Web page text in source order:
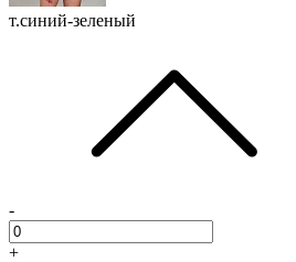
т.синий-зеленый
-
+